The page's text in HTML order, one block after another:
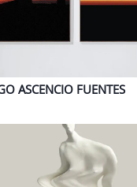
ASCENCIO FUENTES